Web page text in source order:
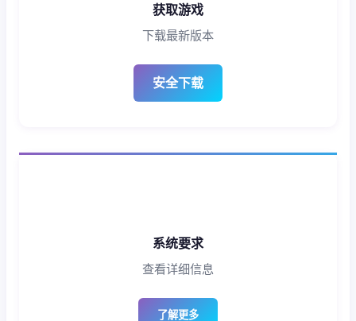
获取游戏
下载最新版本
安全下载
系统要求
查看详细信息
了解更多